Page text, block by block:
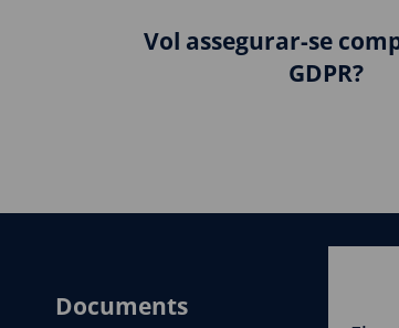
Vol assegurar-se
GDPR?
Documents